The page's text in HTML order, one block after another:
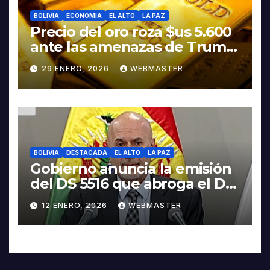
BOLIVIA ECONOMIA EL ALTO LA PAZ
Precio del oro roza $us 5.600
ante las amenazas de Trump
contra Irán
29 ENERO, 2026 WEBMASTER
BOLIVIA DESTACADA EL ALTO LA PAZ
Gobierno anuncia la emisión
del DS 5516 que abroga el DS
5503
12 ENERO, 2026 WEBMASTER